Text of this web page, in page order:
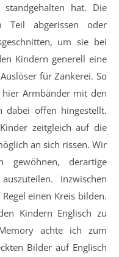
hat. Die
abgerissen oder
um sie bei
Kindern generell eine
für Zankerei. So
Armbänder mit den
dabei offen hingestellt.
zeitgleich auf die
an sich rissen. Wir
derartige
Inzwischen
einen Kreis bilden.
Kindern Englisch zu
achte ich zum
Bilder auf Englisch